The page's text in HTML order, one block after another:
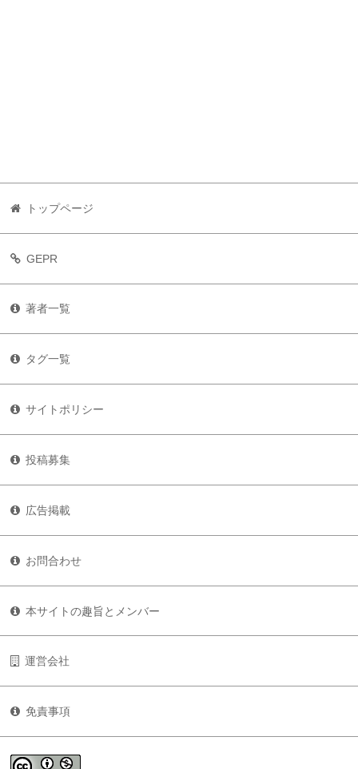
トップページ
GEPR
著者一覧
タグ一覧
サイトポリシー
投稿募集
広告掲載
お問合わせ
本サイトの趣旨とメンバー
運営会社
免責事項